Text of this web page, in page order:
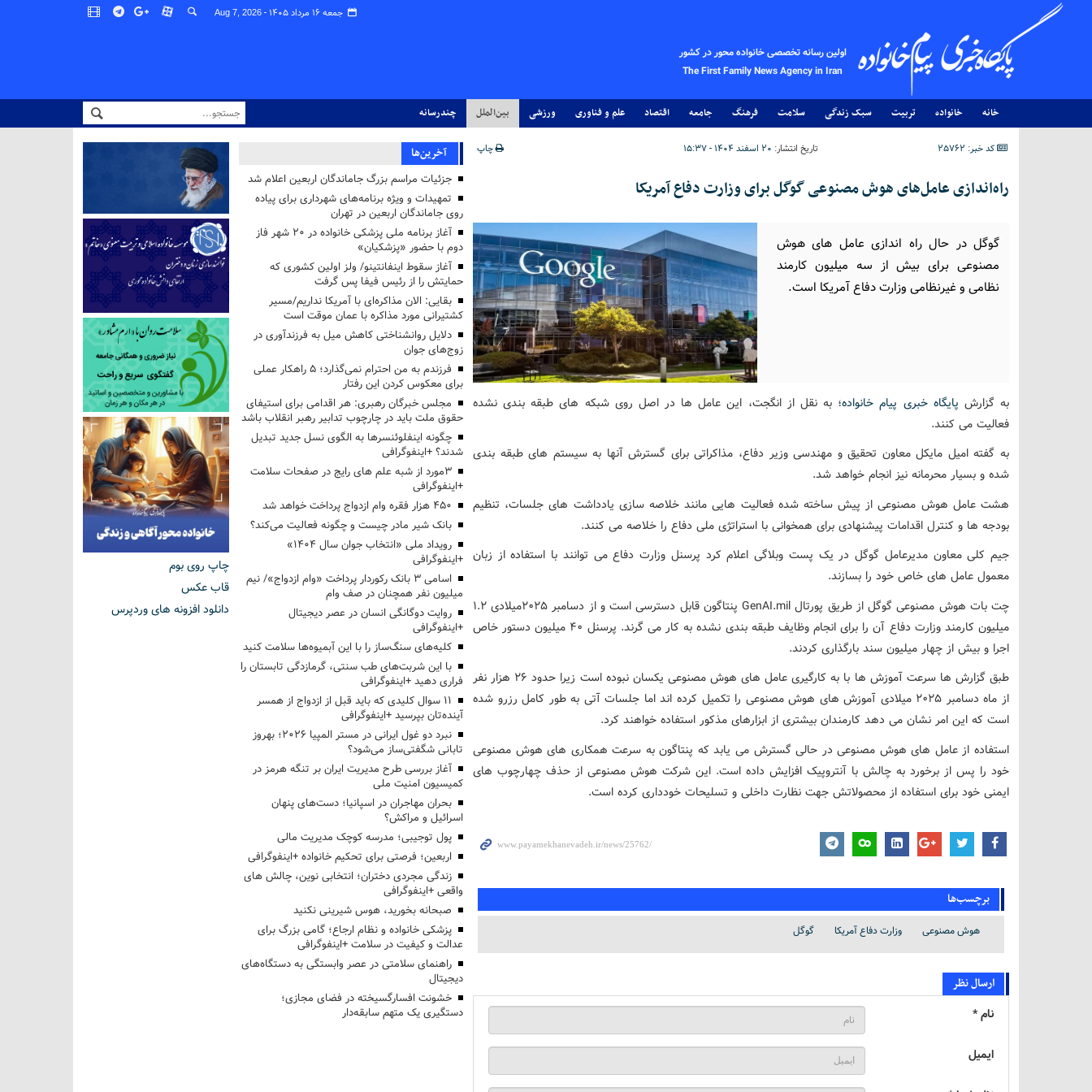
جمعه ۱۶ مرداد ۱۴۰۵ - Aug 7, 2026
اولین رسانه تخصصی خانواده محور در کشور
The First Family News Agency in Iran
خانه خانواده تربیت سبک زندگی سلامت فرهنگ جامعه اقتصاد علم و فناوری ورزشی بین‌الملل چندرسانه
کد خبر: 25762 تاریخ انتشار: ۲۰ اسفند ۱۴۰۴ - ۱۵:۳۷ چاپ
راه‌اندازی عامل‌های هوش مصنوعی گوگل برای وزارت دفاع آمریکا
گوگل در حال راه اندازی عامل های هوش
مصنوعی برای بیش از سه میلیون کارمند
نظامی و غیرنظامی وزارت دفاع آمریکا است.
به گزارش پایگاه خبری پیام خانواده؛ به نقل از انگجت، این عامل ها در اصل روی شبکه های طبقه بندی نشده
فعالیت می کنند.
به گفته امیل مایکل معاون تحقیق و مهندسی وزیر دفاع، مذاکراتی برای گسترش آنها به سیستم های طبقه بندی
شده و بسیار محرمانه نیز انجام خواهد شد.
هشت عامل هوش مصنوعی از پیش ساخته شده فعالیت هایی مانند خلاصه سازی یادداشت های جلسات، تنظیم
بودجه ها و کنترل اقدامات پیشنهادی برای همخوانی با استراتژی ملی دفاع را خلاصه می کنند.
جیم کلی معاون مدیرعامل گوگل در یک پست وبلاگی اعلام کرد پرسنل وزارت دفاع می توانند با استفاده از زبان
معمول عامل های خاص خود را بسازند.
چت بات هوش مصنوعی گوگل از طریق پورتال GenAI.mil پنتاگون قابل دسترسی است و از دسامبر ۲۰۲۵میلادی ۱.۲
میلیون کارمند وزارت دفاع آن را برای انجام وظایف طبقه بندی نشده به کار می گرند. پرسنل ۴۰ میلیون دستور خاص
اجرا و بیش از چهار میلیون سند بارگذاری کردند.
طبق گزارش ها سرعت آموزش ها با به کارگیری عامل های هوش مصنوعی یکسان نبوده است زیرا حدود ۲۶ هزار نفر
از ماه دسامبر ۲۰۲۵ میلادی آموزش های هوش مصنوعی را تکمیل کرده اند اما جلسات آتی به طور کامل رزرو شده
است که این امر نشان می دهد کارمندان بیشتری از ابزارهای مذکور استفاده خواهند کرد.
استفاده از عامل های هوش مصنوعی در حالی گسترش می یابد که پنتاگون به سرعت همکاری های هوش مصنوعی
خود را پس از برخورد به چالش با آنتروپیک افزایش داده است. این شرکت هوش مصنوعی از حذف چهارچوب های
ایمنی خود برای استفاده از محصولاتش جهت نظارت داخلی و تسلیحات خودداری کرده است.
برچسب‌ها
هوش مصنوعی وزارت دفاع آمریکا گوگل
ارسال نظر
نام *
ایمیل
آخرین‌ها
جزئیات مراسم بزرگ جاماندگان اربعین اعلام شد
تمهیدات و ویژه برنامه‌های شهرداری برای پیاده
روی جاماندگان اربعین در تهران
آغاز برنامه ملی پزشکی خانواده در ۲۰ شهر فاز
دوم با حضور «پزشکیان»
آغاز سقوط اینفانتینو/ ولز اولین کشوری که
حمایتش را از رئیس فیفا پس گرفت
بقایی: الان مذاکره‌ای با آمریکا نداریم/مسیر
کشتیرانی مورد مذاکره با عمان موقت است
دلایل روانشناختی کاهش میل به فرزندآوری در
زوج‌های جوان
فرزندم به من احترام نمی‌گذارد؛ ۵ راهکار عملی
برای معکوس کردن این رفتار
مجلس خبرگان رهبری: هر اقدامی برای استیفای
حقوق ملت باید در چارچوب تدابیر رهبر انقلاب باشد
چگونه اینفلوئنسرها به الگوی نسل جدید تبدیل
شدند؟ +اینفوگرافی
3مورد از شبه علم های رایج در صفحات سلامت
+اینفوگرافی
۴۵۰ هزار فقره وام ازدواج پرداخت خواهد شد
بانک شیر مادر چیست و چگونه فعالیت می‌کند؟
رویداد ملی «انتخاب جوان سال ۱۴۰۴»
+اینفوگرافی
اسامی ۳ بانک رکوردار پرداخت «وام ازدواج»/ نیم
میلیون نفر همچنان در صف وام
روایت دوگانگی انسان در عصر دیجیتال
+اینفوگرافی
کلیه‌های سنگ‌ساز را با این آبمیوه‌ها سلامت کنید
با این شربت‌های طب سنتی، گرمازدگی تابستان را
فراری دهید +اینفوگرافی
۱۱ سوال کلیدی که باید قبل از ازدواج از همسر
آینده‌تان بپرسید +اینفوگرافی
نبرد دو غول ایرانی در مستر المپیا ۲۰۲۶؛ بهروز
تابانی شگفتی‌ساز می‌شود؟
آغاز بررسی طرح مدیریت ایران بر تنگه هرمز در
کمیسیون امنیت ملی
بحران مهاجران در اسپانیا؛ دست‌های پنهان
اسرائیل و مراکش؟
پول توجیبی؛ مدرسه کوچک مدیریت مالی
اربعین؛ فرصتی برای تحکیم خانواده +اینفوگرافی
زندگی مجردی دختران؛ انتخابی نوین، چالش های
واقعی +اینفوگرافی
صبحانه بخورید، هوس شیرینی نکنید
پزشکی خانواده و نظام ارجاع؛ گامی بزرگ برای
عدالت و کیفیت در سلامت +اینفوگرافی
راهنمای سلامتی در عصر وابستگی به دستگاه‌های
دیجیتال
خشونت افسارگسیخته در فضای مجازی؛
دستگیری یک متهم سابقه‌دار
چاپ روی بوم
قاب عکس
دانلود افزونه های وردپرس